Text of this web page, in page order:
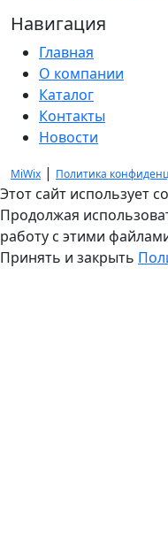
Навигация
Главная
О компании
Каталог
Контакты
Новости
MiWix | Политика
Этот сайт использует
Продолжая
работу с этими
Принять и закрыть